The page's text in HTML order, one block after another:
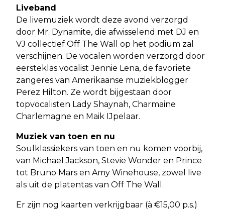
Liveband
De livemuziek wordt deze avond verzorgd
door Mr. Dynamite, die afwisselend met DJ en
VJ collectief Off The Wall op het podium zal
verschijnen. De vocalen worden verzorgd door
eersteklas vocalist Jennie Lena, de favoriete
zangeres van Amerikaanse muziekblogger
Perez Hilton. Ze wordt bijgestaan door
topvocalisten Lady Shaynah, Charmaine
Charlemagne en Maik IJpelaar.
Muziek van toen en nu
Soulklassiekers van toen en nu komen voorbij,
van Michael Jackson, Stevie Wonder en Prince
tot Bruno Mars en Amy Winehouse, zowel live
als uit de platentas van Off The Wall.
Er zijn nog kaarten verkrijgbaar (à €15,00 p.s.)